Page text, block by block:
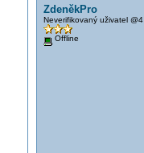
ZdeněkPro
Neverifikovaný uživatel @4
Offline